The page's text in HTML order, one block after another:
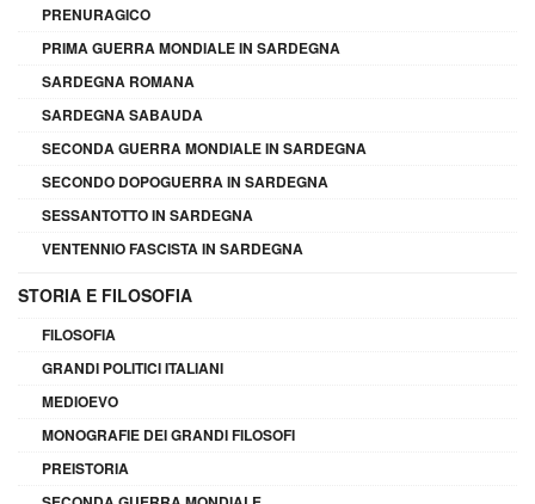
PRENURAGICO
PRIMA GUERRA MONDIALE IN SARDEGNA
SARDEGNA ROMANA
SARDEGNA SABAUDA
SECONDA GUERRA MONDIALE IN SARDEGNA
SECONDO DOPOGUERRA IN SARDEGNA
SESSANTOTTO IN SARDEGNA
VENTENNIO FASCISTA IN SARDEGNA
STORIA E FILOSOFIA
FILOSOFIA
GRANDI POLITICI ITALIANI
MEDIOEVO
MONOGRAFIE DEI GRANDI FILOSOFI
PREISTORIA